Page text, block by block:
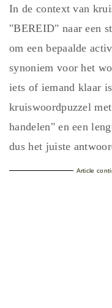
In de context van
"BEREID" naar een
om een bepaalde
synoniem voor het
iets of iemand klaar
kruiswoordpuzzel
handelen" en een
dus het juiste
Article